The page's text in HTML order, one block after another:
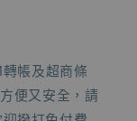
帳及超商條
便又安全，請